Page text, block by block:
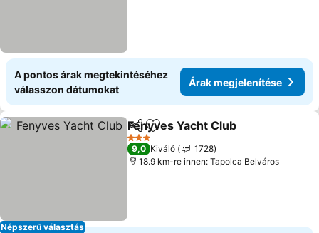
A pontos árak megtekintéséhez
válasszon dátumokat
Árak megjelenítése
Népszerű választás
Megosztás
Hozzáadás a kedvencekhez
Fenyves Yacht Club
3 Kategória
9,0 Kiváló
1728
18.9 km-re innen: Tapolca Belváros